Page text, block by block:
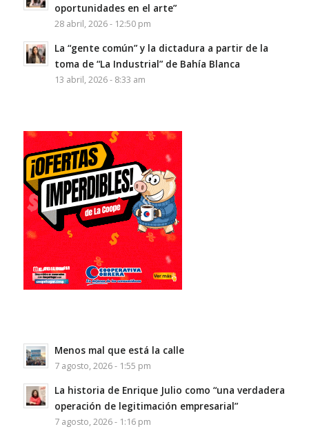
oportunidades en el arte”
28 abril, 2026 - 12:50 pm
La “gente común” y la dictadura a partir de la
toma de “La Industrial” de Bahía Blanca
13 abril, 2026 - 8:33 am
Menos mal que está la calle
7 agosto, 2026 - 1:55 pm
La historia de Enrique Julio como “una verdadera
operación de legitimación empresarial”
7 agosto, 2026 - 1:16 pm